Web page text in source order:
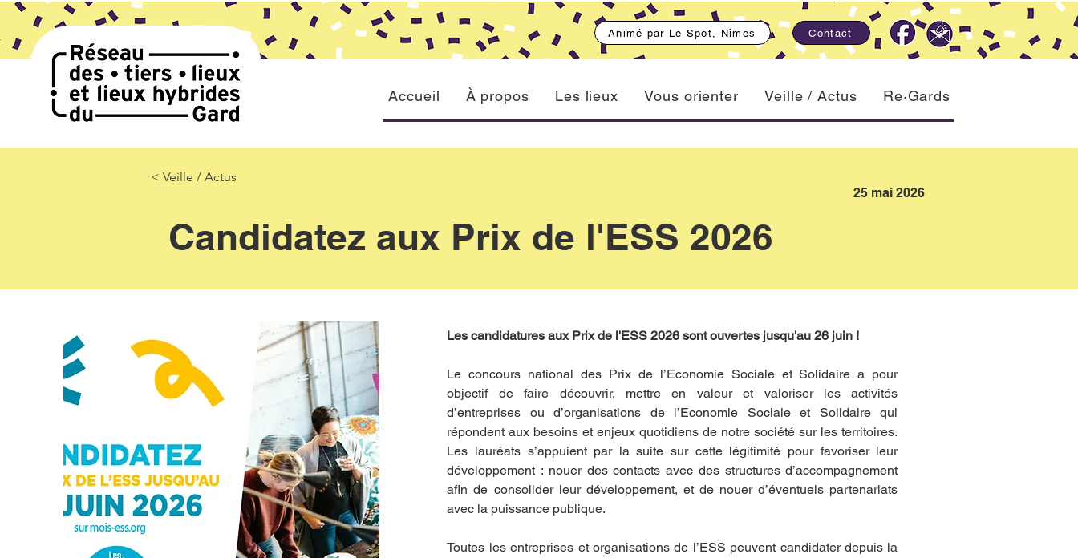
Animé par Le Spot, Nîmes Contact
Accueil À propos Les lieux Vous orienter Veille / Actus Re·Gards
< Veille / Actus
25 mai 2026
Candidatez aux Prix de l'ESS 2026
Les candidatures aux Prix de l'ESS 2026 sont ouvertes jusqu'au 26 juin !
Le concours national des Prix de l’Economie Sociale et Solidaire a pour
objectif de faire découvrir, mettre en valeur et valoriser les activités
d’entreprises ou d’organisations de l’Economie Sociale et Solidaire qui
répondent aux besoins et enjeux quotidiens de notre société sur les territoires.
Les lauréats s’appuient par la suite sur cette légitimité pour favoriser leur
développement : nouer des contacts avec des structures d’accompagnement
afin de consolider leur développement, et de nouer d’éventuels partenariats
avec la puissance publique.
Toutes les entreprises et organisations de l’ESS peuvent candidater depuis la